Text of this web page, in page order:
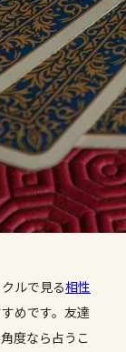
ルで見る相性
めです。友達
度なら占うこ